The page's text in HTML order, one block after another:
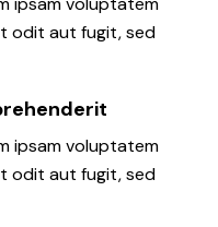
odit aut fugit, sed
ipsam voluptatem
odit aut fugit, sed